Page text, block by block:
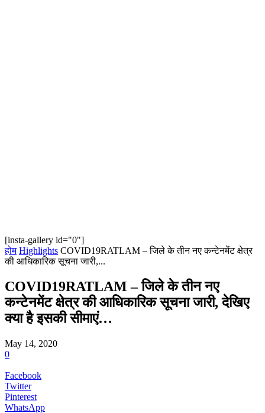
[insta-gallery id="0"]
होम Highlights COVID19RATLAM – जिले के तीन नए कन्टेनमेंट क्षेत्र
की आधिकारिक सूचना जारी,...
COVID19RATLAM – जिले के तीन नए
कन्टेनमेंट क्षेत्र की आधिकारिक सूचना जारी, देखिए
क्या है इसकी सीमाएं…
May 14, 2020
0
Facebook
Twitter
Pinterest
WhatsApp